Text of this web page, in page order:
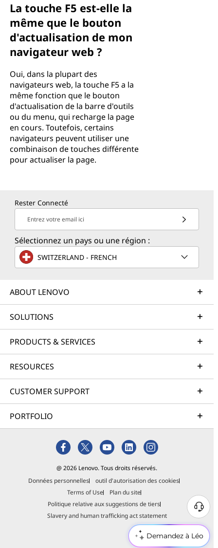
Demandez à Léo
La touche F5 est-elle la
même que le bouton
d'actualisation de mon
navigateur web ?
Oui, dans la plupart des
navigateurs web, la touche F5 a la
même fonction que le bouton
d'actualisation de la barre d'outils
ou du menu, qui recharge la page
en cours. Toutefois, certains
navigateurs peuvent utiliser une
combinaison de touches différente
pour actualiser la page.
Rester Connecté
Entrez votre email ici
Sélectionnez un pays ou une région :
SWITZERLAND - FRENCH
ABOUT LENOVO
SOLUTIONS
PRODUCTS & SERVICES
RESOURCES
CUSTOMER SUPPORT
PORTFOLIO
@ 2026 Lenovo. Tous droits réservés.
Données personnelles
outil d'autorisation des cookies
Terms of Use
Plan du site
Politique relative aux suggestions de tiers
Slavery and human trafficking act statement